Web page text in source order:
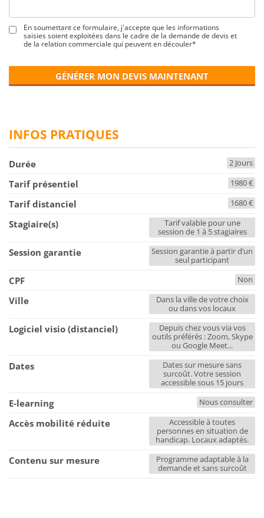
En soumettant ce formulaire, j'accepte que les informations
saisies soient exploitées dans le cadre de la demande de devis et
de la relation commerciale qui peuvent en découler*
GÉNÉRER MON DEVIS MAINTENANT
INFOS PRATIQUES
Durée 2 Jours
Tarif présentiel 1980 €
Tarif distanciel 1680 €
Stagiaire(s)
Tarif valable pour une
session de 1 à 5 stagiaires
Session garantie
Session garantie à partir d’un
seul participant
CPF Non
Ville
Dans la ville de votre choix
ou dans vos locaux
Logiciel visio (distanciel)
Depuis chez vous via vos
outils préférés : Zoom, Skype
ou Google Meet...
Dates
Dates sur mesure sans
surcoût. Votre session
accessible sous 15 jours
E-learning Nous consulter
Accès mobilité réduite
Accessible à toutes
personnes en situation de
handicap. Locaux adaptés.
Contenu sur mesure
Programme adaptable à la
demande et sans surcoût